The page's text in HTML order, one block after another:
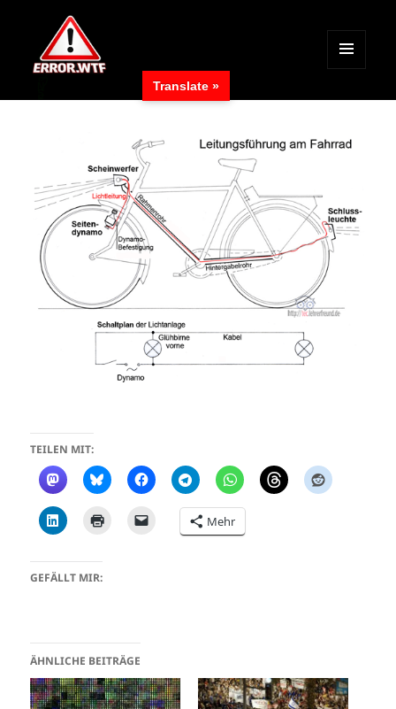
MENÜ
WIDGETS
TEILEN MIT:
Mehr
GEFÄLLT MIR:
ÄHNLICHE BEITRÄGE
Translate »